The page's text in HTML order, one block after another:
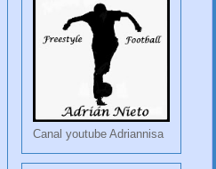
Canal youtube Adriannisa